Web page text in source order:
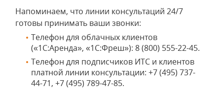
Напоминаем, что линии консультаций 24/7
готовы принимать ваши звонки:
Телефон для облачных клиентов
(«1С:Аренда», «1С:Фреш»): 8 (800) 555-22-45.
Телефон для подписчиков ИТС и клиентов
платной линии консультации: +7 (495) 737-
44-71, +7 (495) 789-47-85.